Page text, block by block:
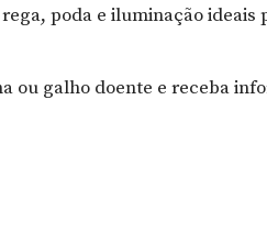
poda e iluminação ideais
ou galho doente e receba